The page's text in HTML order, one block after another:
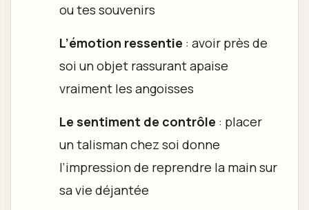
ou tes souvenirs
L’émotion ressentie : avoir près de
soi un objet rassurant apaise
vraiment les angoisses
Le sentiment de contrôle : placer
un talisman chez soi donne
l’impression de reprendre la main sur
sa vie déjantée